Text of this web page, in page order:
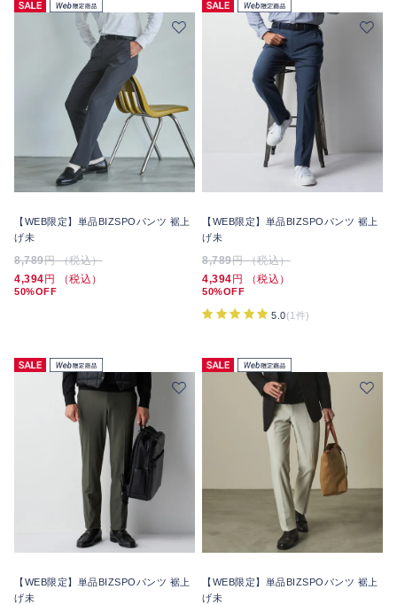
【WEB限定】単品BIZSPOパンツ 裾上
げ未
8,789円 （税込）
4,394 円 （税込）
50%OFF
【WEB限定】単品BIZSPOパンツ 裾上
げ未
8,789円 （税込）
4,394 円 （税込）
50%OFF
5.0(1件)
【WEB限定】単品BIZSPOパンツ 裾上
げ未
【WEB限定】単品BIZSPOパンツ 裾上
げ未